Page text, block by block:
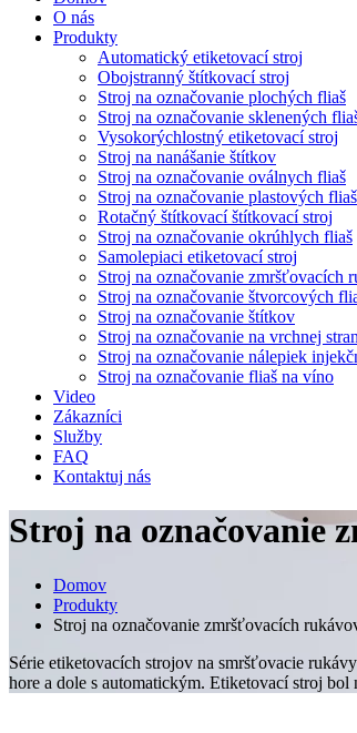
O nás
Produkty
Automatický etiketovací stroj
Obojstranný štítkovací stroj
Stroj na označovanie plochých fliaš
Stroj na označovanie sklenených
Vysokorýchlostný etiketovací stroj
Stroj na nanášanie štítkov
Stroj na označovanie oválnych fliaš
Stroj na označovanie plastových fliaš
Rotačný štítkovací štítkovací stroj
Stroj na označovanie okrúhlych fliaš
Samolepiaci etiketovací stroj
Stroj na označovanie zmršťovacích
Stroj na označovanie štvorcových
Stroj na označovanie štítkov
Stroj na označovanie na vrchnej
Stroj na označovanie nálepiek
Stroj na označovanie fliaš na víno
Video
Zákazníci
Služby
FAQ
Kontaktuj nás
Stroj na označovanie
Domov
Produkty
Stroj na označovanie zmršťovacích
Série etiketovacích strojov na smršťovacie
hore a dole s automatickým. Etiketovací stroj